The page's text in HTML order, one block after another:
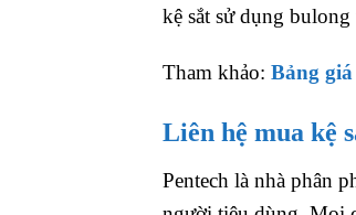
kệ sắt sử dụng bulong
Tham khảo: Bảng
Liên hệ mua kệ
Pentech là nhà phân